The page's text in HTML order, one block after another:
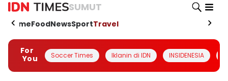
SUMUT
HomeFoodNewsSportTravel
For
You
Soccer Times Iklanin di IDN INSIDENESIA